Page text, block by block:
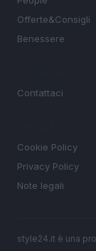
Offerte&Consigli
Benessere
Contattaci
Cookie Policy
Privacy Policy
Note legali
style24.it è una